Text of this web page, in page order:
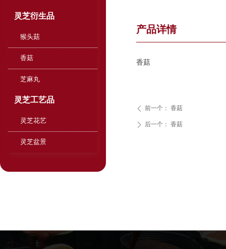
香菇
ꄴ 前一个： 香菇
ꄲ 后一个： 香菇
灵芝衍生品
猴头菇
香菇
芝麻丸
灵芝工艺品
灵芝花艺
灵芝盆景
产品详情